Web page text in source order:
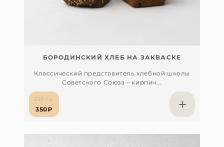
БОРОДИНСКИЙ ХЛЕБ НА ЗАКВАСКЕ
Классический представитель хлебной школы
Советского Союза – кирпич...
350 гр.
350₽